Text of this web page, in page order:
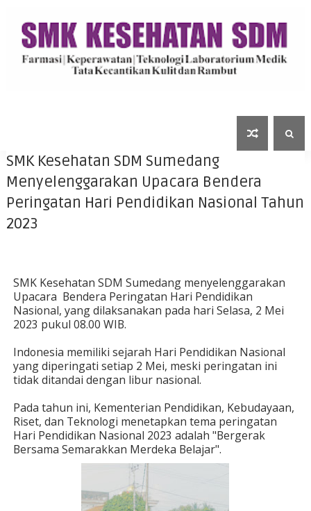
SMK Kesehatan SDM Sumedang
Menyelenggarakan Upacara Bendera
Peringatan Hari Pendidikan Nasional Tahun
2023
SMK Kesehatan SDM Sumedang menyelenggarakan
Upacara Bendera Peringatan Hari Pendidikan
Nasional, yang dilaksanakan pada hari Selasa, 2 Mei
2023 pukul 08.00 WIB.
Indonesia memiliki sejarah Hari Pendidikan Nasional
yang diperingati setiap 2 Mei, meski peringatan ini
tidak ditandai dengan libur nasional.
Pada tahun ini, Kementerian Pendidikan, Kebudayaan,
Riset, dan Teknologi menetapkan tema peringatan
Hari Pendidikan Nasional 2023 adalah "Bergerak
Bersama Semarakkan Merdeka Belajar".